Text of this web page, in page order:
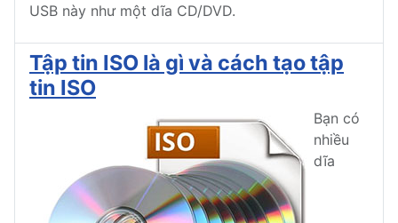
USB này như một dĩa CD/DVD.
Tập tin ISO là gì và cách tạo tập
tin ISO
Bạn có
nhiều
dĩa